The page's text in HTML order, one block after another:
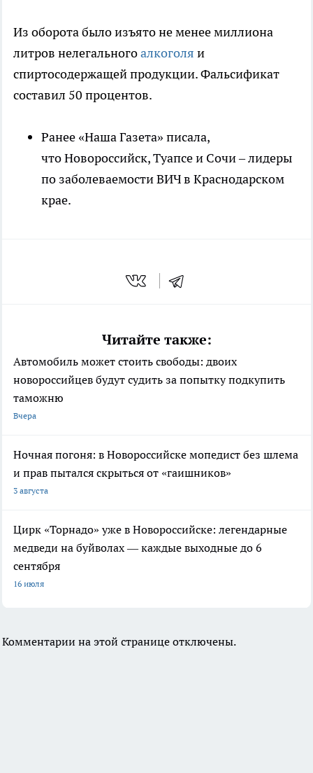
Из оборота было изъято не менее миллиона
литров нелегальногоалкоголя и
спиртосодержащей продукции. Фальсификат
составил 50 процентов.
Ранее «Наша Газета» писала,
что Новороссийск, Туапсе и Сочи – лидеры
по заболеваемости ВИЧ в Краснодарском
крае.
Читайте также:
Автомобиль может стоить свободы: двоих
новороссийцев будут судить за попытку подкупить
таможню
Вчера
Ночная погоня: в Новороссийске мопедист без шлема
и прав пытался скрыться от «гаишников»
3 августа
Цирк «Торнадо» уже в Новороссийске: легендарные
медведи на буйволах — каждые выходные до 6
сентября
16 июля
Комментарии на этой странице отключены.